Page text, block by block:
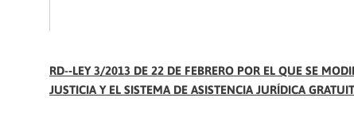
RD-­‐LEY 3/2013 DE 22 DE FEBRERO POR EL QUE SE
JUSTICIA Y EL SISTEMA DE ASISTENCIA JURÍDICA